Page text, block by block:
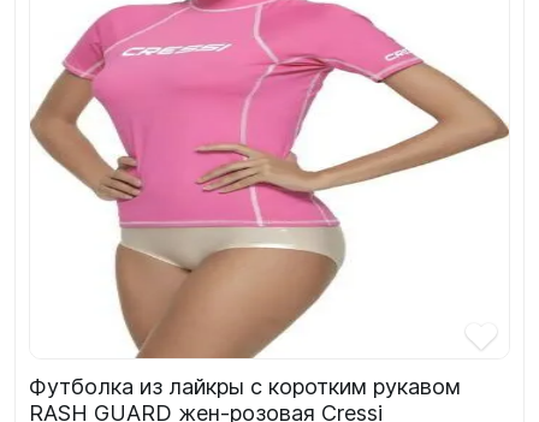
Футболка из лайкры с коротким рукавом
RASH GUARD жен-розовая Cressi